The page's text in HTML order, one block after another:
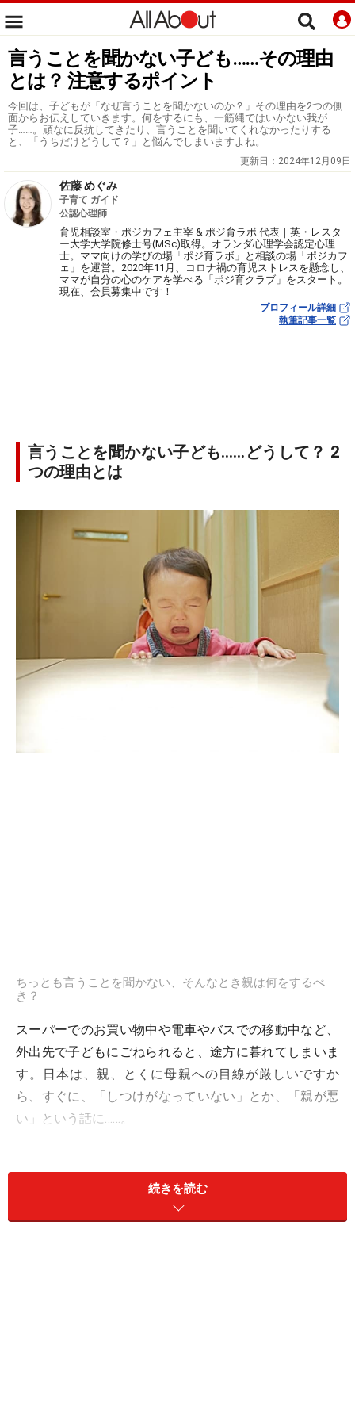
言うことを聞かない子ども……その理由
とは？ 注意するポイント
今回は、子どもが「なぜ言うことを聞かないのか？」その理由を2つの側
面からお伝えしていきます。何をするにも、一筋縄ではいかない我が
子……。頑なに反抗してきたり、言うことを聞いてくれなかったりする
と、「うちだけどうして？」と悩んでしまいますよね。
更新日： 2024年12月09日
佐藤 めぐみ
子育て ガイド
公認心理師
育児相談室・ポジカフェ主宰 & ポジ育ラボ 代表｜英・レスタ
ー大学大学院修士号(MSc)取得。オランダ心理学会認定心理
士。ママ向けの学びの場「ポジ育ラボ」と相談の場「ポジカフ
ェ」を運営。2020年11月、コロナ禍の育児ストレスを懸念し、
ママが自分の心のケアを学べる「ポジ育クラブ」をスタート。
現在、会員募集中です！
プロフィール詳細
執筆記事一覧
言うことを聞かない子ども……どうして？ 2
つの理由とは
ちっとも言うことを聞かない、そんなとき親は何をするべ
き？
スーパーでのお買い物中や電車やバスでの移動中など、
外出先で子どもにごねられると、途方に暮れてしまいま
す。日本は、親、とくに母親への目線が厳しいですか
ら、すぐに、「しつけがなっていない」とか、「親が悪
い」という話に……。
言うことを聞かないのは、しつけばかりが原因ではあり
ません。隣のママと同じようにやっていても、お隣の子
続きを読む